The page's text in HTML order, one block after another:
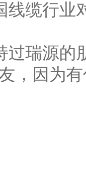
缆行业
瑞源的
，因为